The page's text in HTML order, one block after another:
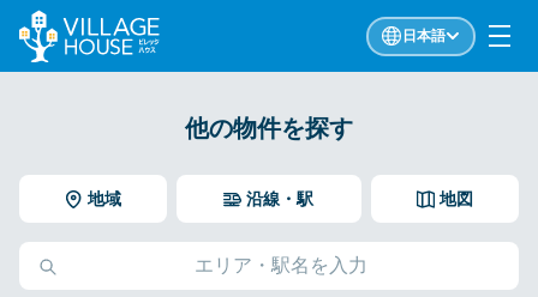
日本語
他の物件を探す
地域 地図
沿線・駅